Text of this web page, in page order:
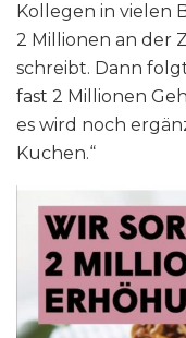
Kollegen in vielen
2 Millionen an der
schreibt. Dann
fast 2 Millionen
es wird noch
Kuchen.“